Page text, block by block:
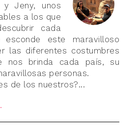
y Jeny, unos
a los que
cada
esconde este maravilloso
las diferentes costumbres
nos brinda cada país, su
personas.
de los nuestros?...